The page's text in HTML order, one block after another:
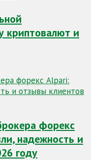
криптовалют и
форекс
надежность и
году